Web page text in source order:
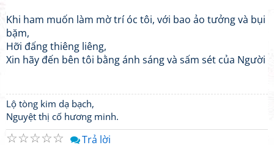
Khi ham muốn làm mờ trí óc tôi, với bao ảo tưởng và bụi
bặm,
Hỡi đấng thiêng liêng,
Xin hãy đến bên tôi bằng ánh sáng và sấm sét của Người
Lộ tòng kim dạ bạch,
Nguyệt thị cố hương minh.
☆
☆
☆
☆
☆ Trả lời